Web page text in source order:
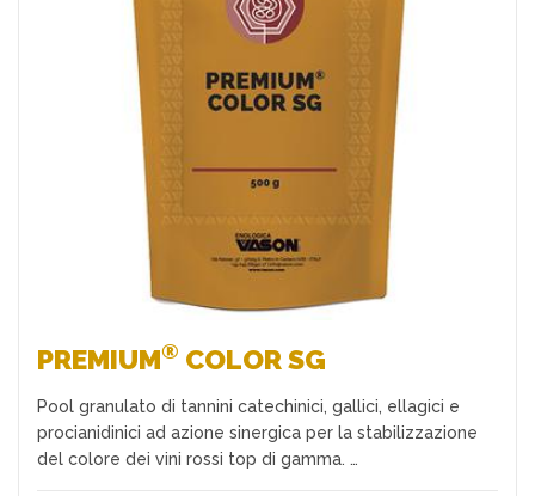
Preferiti
PREMIUM® COLOR SG
Pool granulato di tannini catechinici, gallici, ellagici e
procianidinici ad azione sinergica per la stabilizzazione
del colore dei vini rossi top di gamma. …